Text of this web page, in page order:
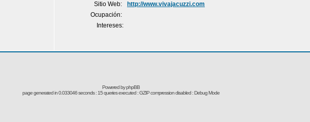
Sitio Web:
http://www.vivajacuzzi.com
Ocupación:
Intereses:
Powered byphpBB
page generated in 0.033046 seconds : 15 queries executed : GZIP compression disabled : Debug Mode